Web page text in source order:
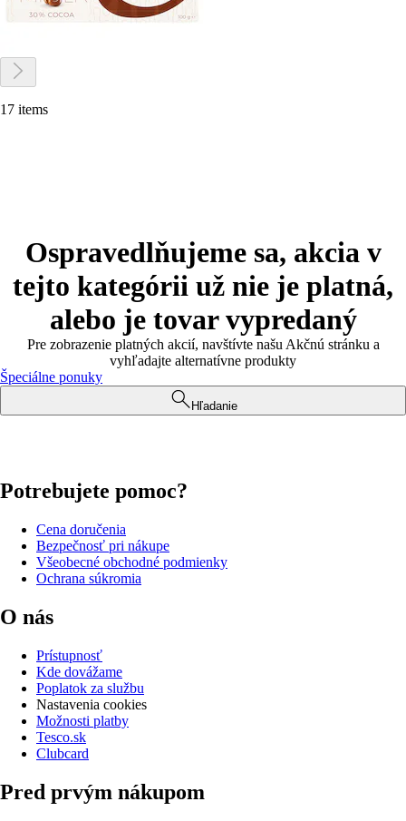
17 items
Ospravedlňujeme sa, akcia v
tejto kategórii už nie je platná,
alebo je tovar vypredaný
Pre zobrazenie platných akcií, navštívte našu Akčnú stránku a
vyhľadajte alternatívne produkty
Špeciálne ponuky
Hľadanie
Potrebujete pomoc?
Cena doručenia
Bezpečnosť pri nákupe
Všeobecné obchodné podmienky
Ochrana súkromia
O nás
Prístupnosť
Kde dovážame
Poplatok za službu
Nastavenia cookies
Možnosti platby
Tesco.sk
Clubcard
Pred prvým nákupom